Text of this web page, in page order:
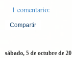
1 comentario:
Compartir
sábado, 5 de octubre de